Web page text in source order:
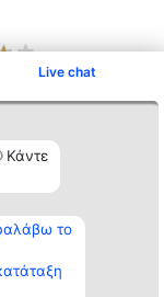
Live chat
Κάντε
το